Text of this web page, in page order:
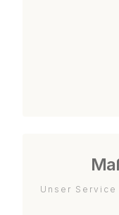
Unser